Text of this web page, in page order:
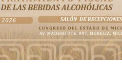
Sábana